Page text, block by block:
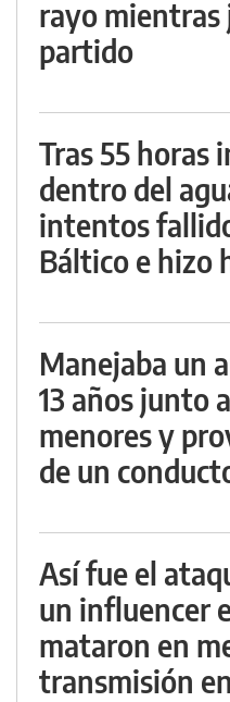
rayo mientras
partido
Tras 55 horas
dentro del
intentos
Báltico e hizo
Manejaba un
13 años junto
menores y
de un
Así fue el
un influencer
mataron en
transmisión